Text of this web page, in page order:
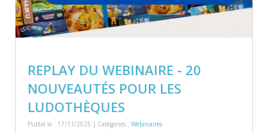
REPLAY DU WEBINAIRE - 20
NOUVEAUTÉS POUR LES
LUDOTHÈQUES
Publié le : 17/11/2025 | Catégories : Webinaires